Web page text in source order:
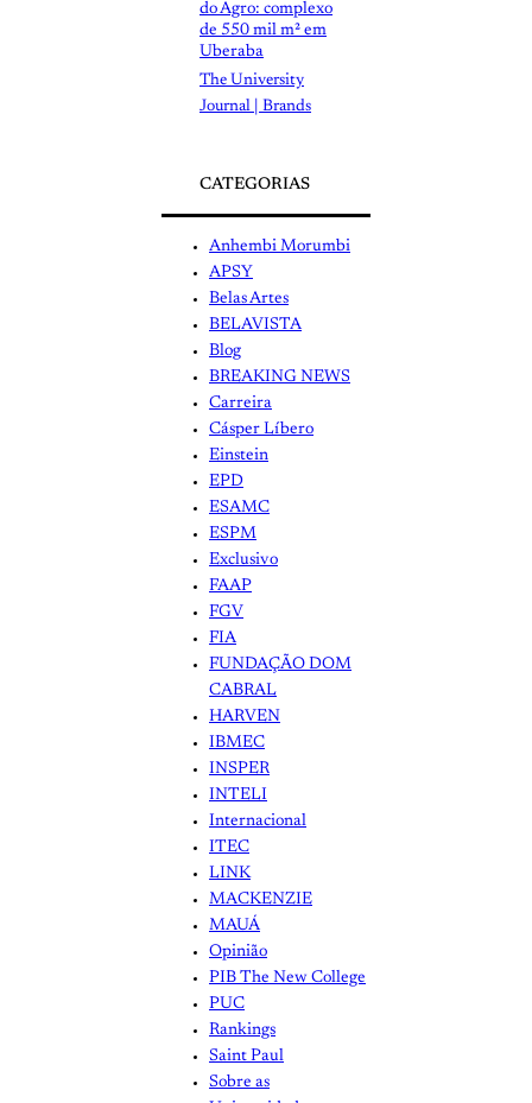
do Agro: complexo
de 550 mil m² em
Uberaba
The University
Journal | Brands
CATEGORIAS
Anhembi Morumbi
APSY
Belas Artes
BELAVISTA
Blog
BREAKING NEWS
Carreira
Cásper Líbero
Einstein
EPD
ESAMC
ESPM
Exclusivo
FAAP
FGV
FIA
FUNDAÇÃO DOM
CABRAL
HARVEN
IBMEC
INSPER
INTELI
Internacional
ITEC
LINK
MACKENZIE
MAUÁ
Opinião
PIB The New College
PUC
Rankings
Saint Paul
Sobre as